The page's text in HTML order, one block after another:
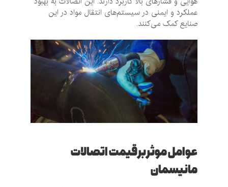
عملکرد و ایمنی در سیستم‌های انتقال مواد در این
صنایع کمک می‌کنند.
عوامل موثر بر قیمت اتصالات
مانیسمان